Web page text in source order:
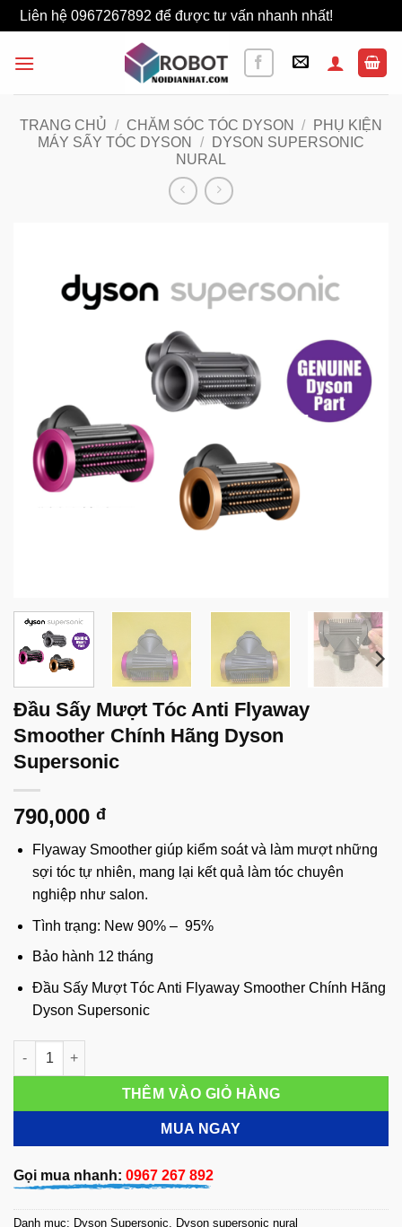
Liên hệ 0967267892 để được tư vấn nhanh nhất!
qua
TRANG CHỦ / CHĂM SÓC TÓC DYSON /
PHỤ KIỆN
MÁY SẤY TÓC DYSON
/
DYSON SUPERSONIC
NURAL
Đầu Sấy Mượt Tóc Anti Flyaway
Smoother Chính Hãng Dyson
Supersonic
790,000 đ
Flyaway Smoother giúp kiểm soát và làm mượt những
sợi tóc tự nhiên, mang lại kết quả làm tóc chuyên
nghiệp như salon.
Tình trạng: New 90% – 95%
Bảo hành 12 tháng
Đầu Sấy Mượt Tóc Anti Flyaway Smoother Chính Hãng
Dyson Supersonic
Đầu Sấy Mượt Tóc Anti Flyaway Smoother Chính Hãng Dyson
THÊM VÀO GIỎ HÀNG
MUA NGAY
Gọi mua nhanh: 0967 267 892
Danh mục: Dyson Supersonic, Dyson supersonic nural